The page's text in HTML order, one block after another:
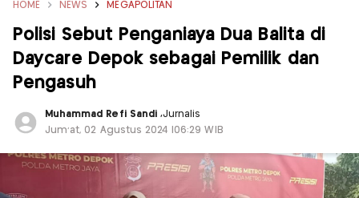
HOME NEWS MEGAPOLITAN
Polisi Sebut Penganiaya Dua Balita di
Daycare Depok sebagai Pemilik dan
Pengasuh
Muhammad Refi Sandi ,Jurnalis
Jum'at, 02 Agustus 2024 |06:29 WIB